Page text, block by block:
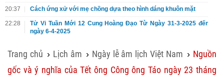
20:37
Cách ứng xử với mẹ chồng dựa theo hình dáng khuôn mặt
22:28
Tử Vi Tuần Mới 12 Cung Hoàng Đạo Từ Ngày 31-3-2025 đến
ngày 6-4-2025
Trang chủ › Lịch âm › Ngày lễ âm lịch Việt Nam › Nguồn
gốc và ý nghĩa của Tết ông Công ông Táo ngày 23 tháng